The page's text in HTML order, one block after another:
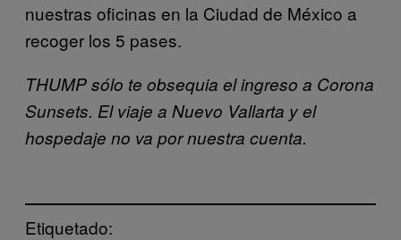
nuestras oficinas en la Ciudad de México a
recoger los 5 pases.
THUMP sólo te obsequia el ingreso a Corona
Sunsets. El viaje a Nuevo Vallarta y el
hospedaje no va por nuestra cuenta.
Etiquetado: